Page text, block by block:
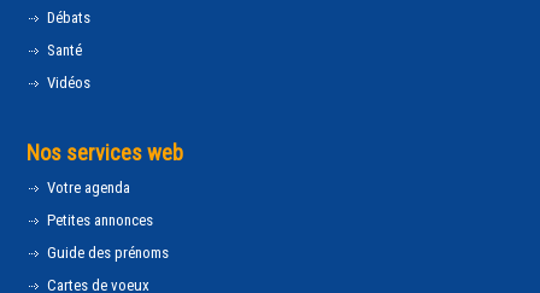
Débats
Santé
Vidéos
Nos services web
Votre agenda
Petites annonces
Guide des prénoms
Cartes de voeux